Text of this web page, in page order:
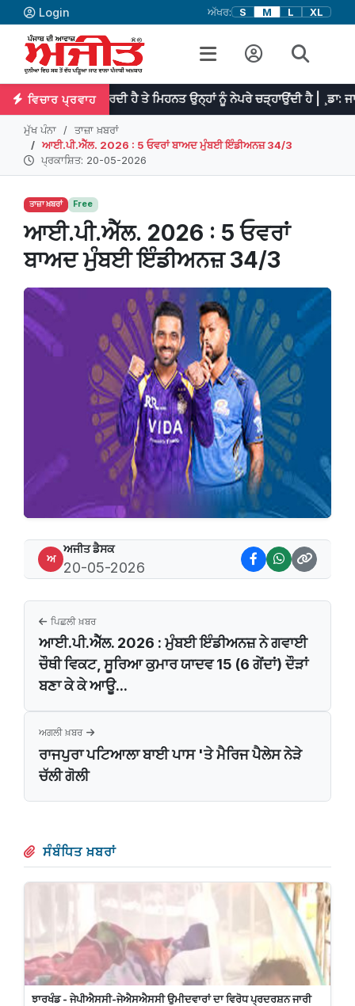
Login ਅੱਖਰ: S M L XL
ਵਿਚਾਰ ਪ੍ਰਵਾਹ
ਆਰੰਭ ਕਰਦੀ ਹੈ ਤੇ ਮਿਹਨਤ ਉਨ੍ਹਾਂ ਨੂੰ ਨੇਪਰੇ ਚੜ੍ਹਾਉਂਦੀ ਹੈ | ¸ਡਾ: ਜਾਨਸਨ
ਮੁੱਖ ਪੰਨਾ
ਤਾਜ਼ਾ ਖ਼ਬਰਾਂ
ਆਈ.ਪੀ.ਐੱਲ. 2026 : 5 ਓਵਰਾਂ ਬਾਅਦ ਮੁੰਬਈ ਇੰਡੀਅਨਜ਼ 34/3
ਪ੍ਰਕਾਸ਼ਿਤ: 20-05-2026
ਤਾਜ਼ਾ ਖ਼ਬਰਾਂ Free
ਆਈ.ਪੀ.ਐੱਲ. 2026 : 5 ਓਵਰਾਂ
ਬਾਅਦ ਮੁੰਬਈ ਇੰਡੀਅਨਜ਼ 34/3
ਅ
ਅਜੀਤ ਡੈਸਕ
20-05-2026
ਪਿਛਲੀ ਖ਼ਬਰ
ਆਈ.ਪੀ.ਐੱਲ. 2026 : ਮੁੰਬਈ ਇੰਡੀਅਨਜ਼ ਨੇ ਗਵਾਈ
ਚੌਥੀ ਵਿਕਟ, ਸੂਰਿਆ ਕੁਮਾਰ ਯਾਦਵ 15 (6 ਗੇਂਦਾਂ) ਦੌੜਾਂ
ਬਣਾ ਕੇ ਕੇ ਆਊ...
ਅਗਲੀ ਖ਼ਬਰ
ਰਾਜਪੁਰਾ ਪਟਿਆਲਾ ਬਾਈ ਪਾਸ 'ਤੇ ਮੈਰਿਜ ਪੈਲੇਸ ਨੇੜੇ
ਚੱਲੀ ਗੋਲੀ
ਸੰਬੰਧਿਤ ਖ਼ਬਰਾਂ
ਝਾਰਖੰਡ - ਜੇਪੀਐਸਸੀ-ਜੇਐਸਐਸਸੀ ਉਮੀਦਵਾਰਾਂ ਦਾ ਵਿਰੋਧ ਪ੍ਰਦਰਸ਼ਨ ਜਾਰੀ